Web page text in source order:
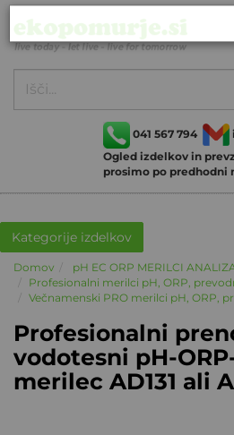
041 567 794
Ogled izdelkov in
prosimo po predhodni
Kategorije izdelkov
Domov
pH EC ORP MERILCI
Profesionalni merilci pH, ORP,
Večnamenski PRO merilci pH, ORP,
Profesionalni
vodotesni pH-
merilec AD131 ali